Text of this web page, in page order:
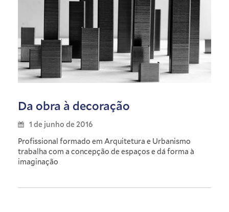
Da obra à decoração
1 de junho de 2016
Profissional formado em Arquitetura e Urbanismo
trabalha com a concepção de espaços e dá forma à
imaginação